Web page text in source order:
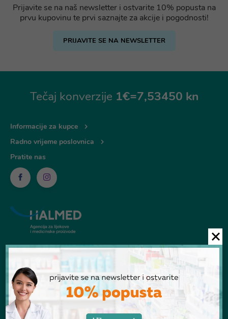
Prijavite se na naš newsletter i ostvarite 10% popusta na
prvu kupovinu te prvi saznajte za akcije i pogodnosti!
PRIJAVITE SE NA NEWSLETTER
Tečaj konverzije 1€=7,53450 kn
Informacije za kupce
Radno vrijeme poslovnica
Pratite nas
© Ljekarna Talan 2026